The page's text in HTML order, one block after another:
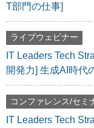
T部門の仕事]
ライブウェビナー
IT Leaders Tech
開発力] 生成AI時代
コンファレンス/セミ
IT Leaders Tech